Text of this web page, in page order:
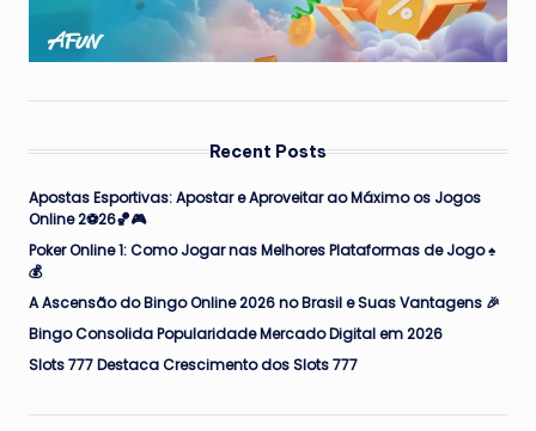
Recent Posts
Apostas Esportivas: Apostar e Aproveitar ao Máximo os Jogos
Online 2⚽26🏀🎮
Poker Online 1: Como Jogar nas Melhores Plataformas de Jogo ♠️
💰
A Ascensão do Bingo Online 2026 no Brasil e Suas Vantagens 🎉
Bingo Consolida Popularidade Mercado Digital em 2026
Slots 777 Destaca Crescimento dos Slots 777